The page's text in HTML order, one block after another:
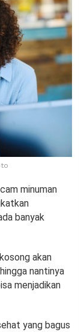
minuman
banyak
akan
nantinya
menjadikan
yang bagus